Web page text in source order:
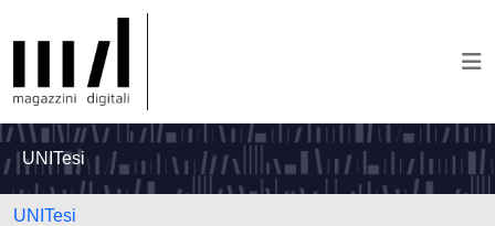
UNITesi
UNITesi